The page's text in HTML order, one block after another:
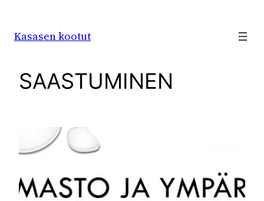
Kasasen kootut
SAASTUMINEN